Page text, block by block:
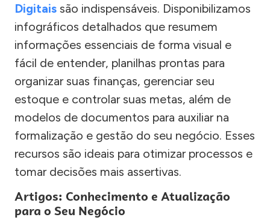
Digitais são indispensáveis. Disponibilizamos
infográficos detalhados que resumem
informações essenciais de forma visual e
fácil de entender, planilhas prontas para
organizar suas finanças, gerenciar seu
estoque e controlar suas metas, além de
modelos de documentos para auxiliar na
formalização e gestão do seu negócio. Esses
recursos são ideais para otimizar processos e
tomar decisões mais assertivas.
Artigos: Conhecimento e Atualização
para o Seu Negócio